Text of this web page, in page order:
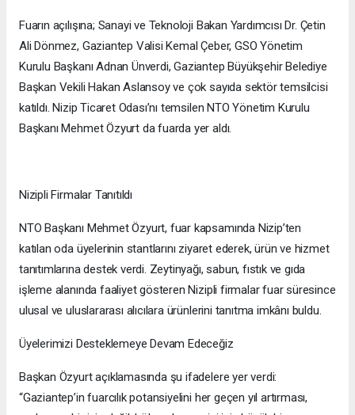
Fuarın açılışına; Sanayi ve Teknoloji Bakan Yardımcısı Dr. Çetin
Ali Dönmez, Gaziantep Valisi Kemal Çeber, GSO Yönetim
Kurulu Başkanı Adnan Ünverdi, Gaziantep Büyükşehir Belediye
Başkan Vekili Hakan Aslansoy ve çok sayıda sektör temsilcisi
katıldı. Nizip Ticaret Odası’nı temsilen NTO Yönetim Kurulu
Başkanı Mehmet Özyurt da fuarda yer aldı.
Nizipli Firmalar Tanıtıldı
NTO Başkanı Mehmet Özyurt, fuar kapsamında Nizip’ten
katılan oda üyelerinin stantlarını ziyaret ederek, ürün ve hizmet
tanıtımlarına destek verdi. Zeytinyağı, sabun, fıstık ve gıda
işleme alanında faaliyet gösteren Nizipli firmalar fuar süresince
ulusal ve uluslararası alıcılara ürünlerini tanıtma imkânı buldu.
Üyelerimizi Desteklemeye Devam Edeceğiz
Başkan Özyurt açıklamasında şu ifadelere yer verdi:
“Gaziantep’in fuarcılık potansiyelini her geçen yıl artırması,